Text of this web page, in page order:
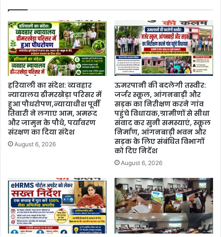
हरियाली का संदेश: व्यवहार
न्यायालय ढीमरखेड़ा परिसर में
हुआ पौधरोपण,न्यायाधीश पूर्वी
तिवारी ने लगाए आम, अमरूद
और जामुन के पौधे, पर्यावरण
संरक्षण का दिया संदेश
August 6, 2026
ऊमरपानी की बदलेगी तस्वीर:
जर्जर स्कूल, आंगनबाड़ी और
सड़क का निरीक्षण करने गांव
पहुंचे विधायक,ग्रामीणों से सीधा
संवाद कर सुनी समस्याएं, स्कूल
निर्माण, आंगनबाड़ी भवन और
सड़क के लिए संबंधित विभागों
को दिए निर्देश
August 6, 2026